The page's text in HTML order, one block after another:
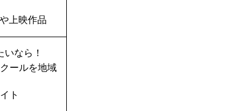
上映作品
なら！
ールを地域
ト